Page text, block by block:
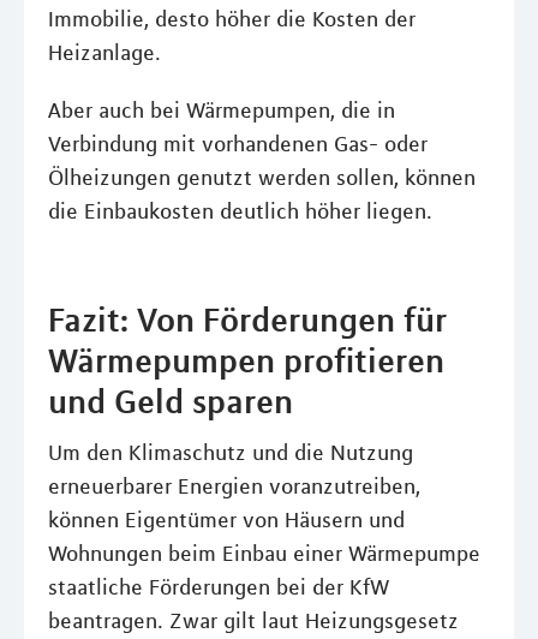
Immobilie, desto höher die Kosten der
Heizanlage.
Aber auch bei Wärmepumpen, die in
Verbindung mit vorhandenen Gas- oder
Ölheizungen genutzt werden sollen, können
die Einbaukosten deutlich höher liegen.
Fazit: Von Förderungen für
Wärmepumpen profitieren
und Geld sparen
Um den Klimaschutz und die Nutzung
erneuerbarer Energien voranzutreiben,
können Eigentümer von Häusern und
Wohnungen beim Einbau einer Wärmepumpe
staatliche Förderungen bei der KfW
beantragen. Zwar gilt laut Heizungsgesetz